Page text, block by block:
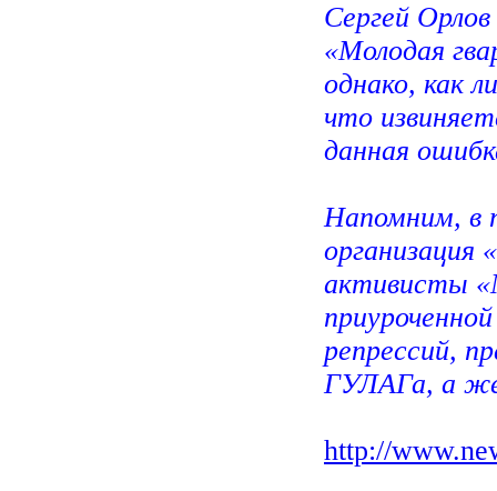
Сергей
«Молодая
однако, как
что
данная
Напомним, в
организация
активисты
репрессий,
ГУЛАГа, а
http://